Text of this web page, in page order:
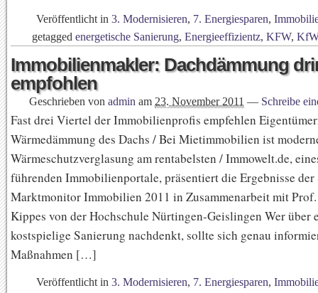
Veröffentlicht in 3. Modernisieren, 7. Energiesparen,
getagged energetische Sanierung, Energieeffizientz, KFW,
Immobilienmakler: Dachdämmung
empfohlen
Geschrieben von admin am 23. November 2011 — Schreibe
Fast drei Viertel der Immobilienprofis empfehlen
Wärmedämmung des Dachs / Bei Mietimmobilien ist
Wärmeschutzverglasung am rentabelsten / Immowelt.de,
führenden Immobilienportale, präsentiert die Ergebnisse der
Marktmonitor Immobilien 2011 in Zusammenarbeit mit Prof.
Kippes von der Hochschule Nürtingen-Geislingen Wer über
kostspielige Sanierung nachdenkt, sollte sich genau
Maßnahmen […]
Veröffentlicht in 3. Modernisieren, 7. Energiesparen,